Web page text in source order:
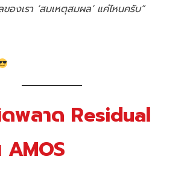
องเรา ‘สมเหตุสมผล’ แค่ไหนครับ”
พลาด Residual
AMOS